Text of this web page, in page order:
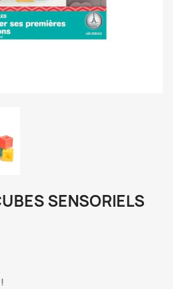
SENSORIELS